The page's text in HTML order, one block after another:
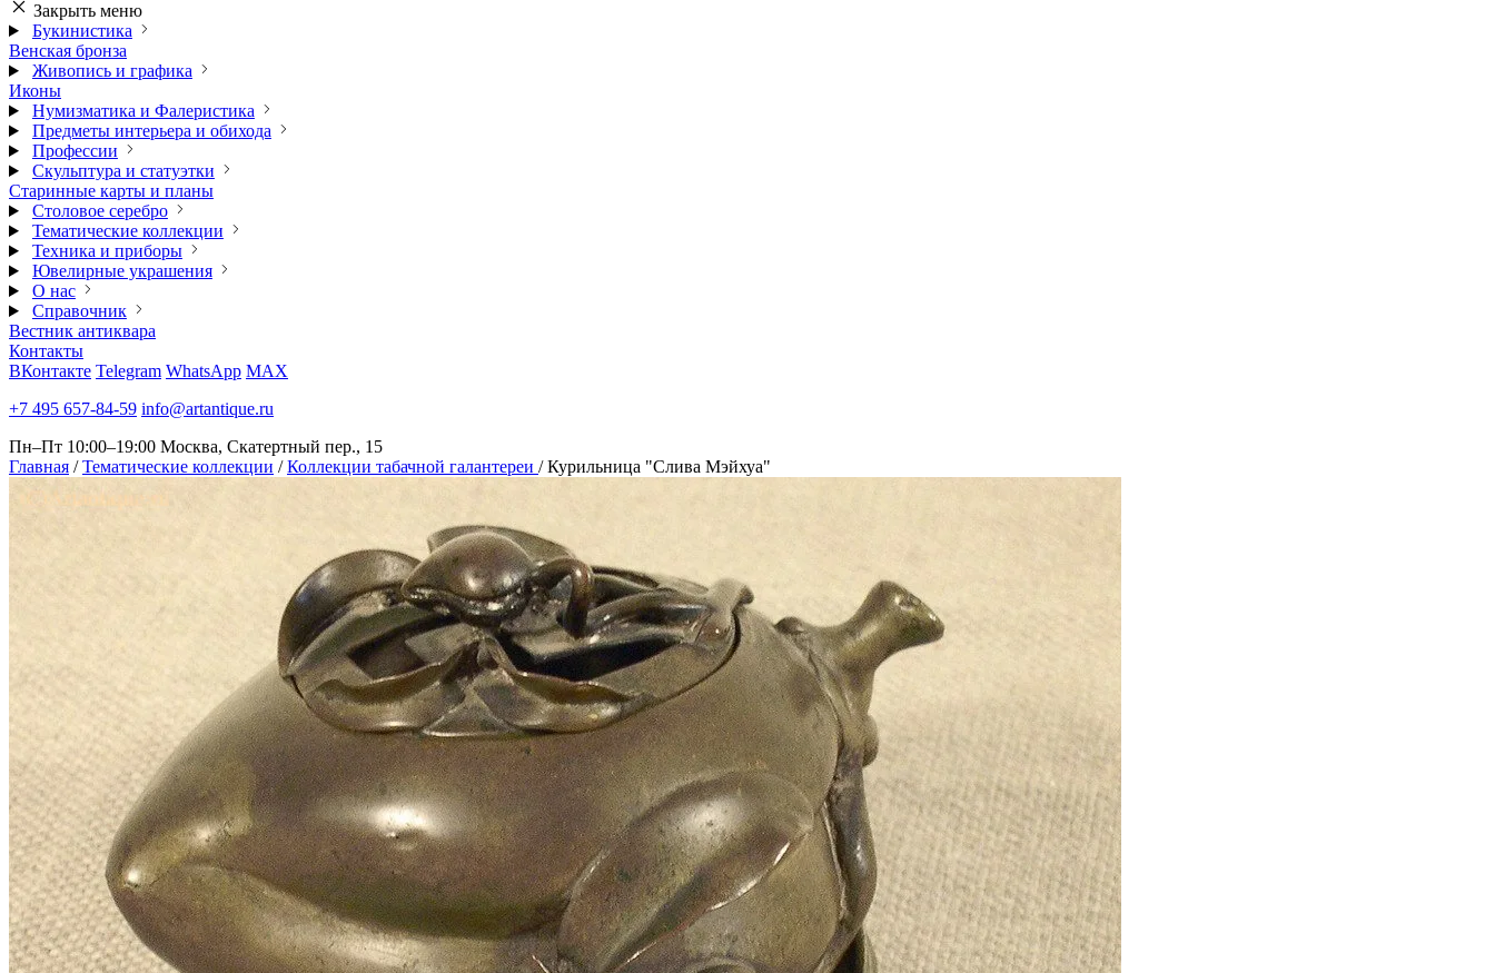
Закрыть меню
Букинистика
Венская бронза
Живопись и графика
Иконы
Нумизматика и Фалеристика
Предметы интерьера и обихода
Профессии
Скульптура и статуэтки
Старинные карты и планы
Столовое серебро
Тематические коллекции
Техника и приборы
Ювелирные украшения
О нас
Справочник
Вестник антиквара
Контакты
ВКонтакте Telegram WhatsApp MAX
+7 495 657-84-59 info@artantique.ru
Пн–Пт 10:00–19:00 Москва, Скатертный пер., 15
Главная / Тематические коллекции / Коллекции табачной галантереи / Курильница "Слива Мэйхуа"